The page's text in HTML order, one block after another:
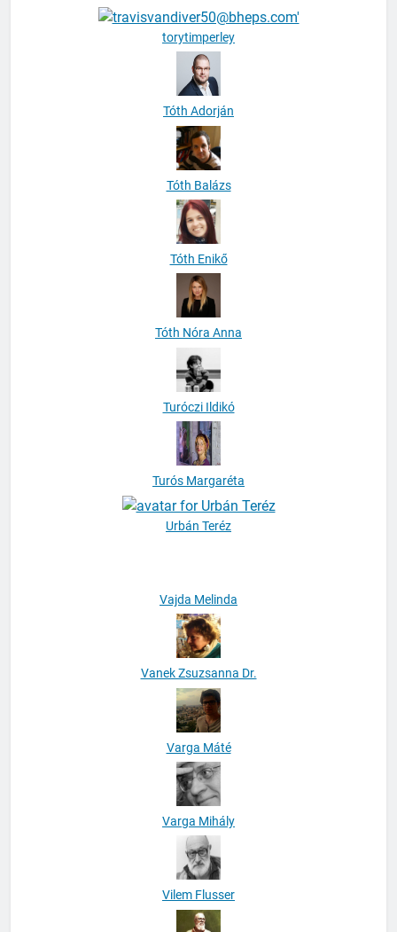
Tóth Adorján
Tóth Balázs
Tóth Enikő
Tóth Nóra Anna
Turóczi Ildikó
Turós Margaréta
Vanek Zsuzsanna Dr.
Varga Máté
Varga Mihály
Vilem Flusser
Virág Pál